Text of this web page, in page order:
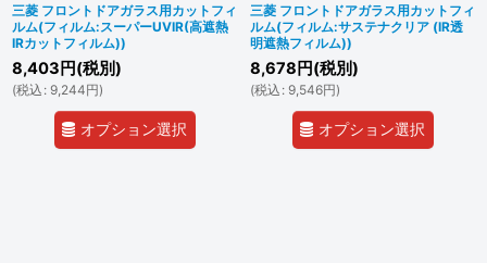
三菱 フロントドアガラス用カットフィ
ルム(フィルム:スーパーUVIR(高遮熱
IRカットフィルム))
8,403 円(税別)
(税込 : 9,244円)
オプション選択
三菱 フロントドアガラス用カットフィ
ルム(フィルム:サステナクリア (IR透
明遮熱フィルム))
8,678 円(税別)
(税込 : 9,546円)
オプション選択